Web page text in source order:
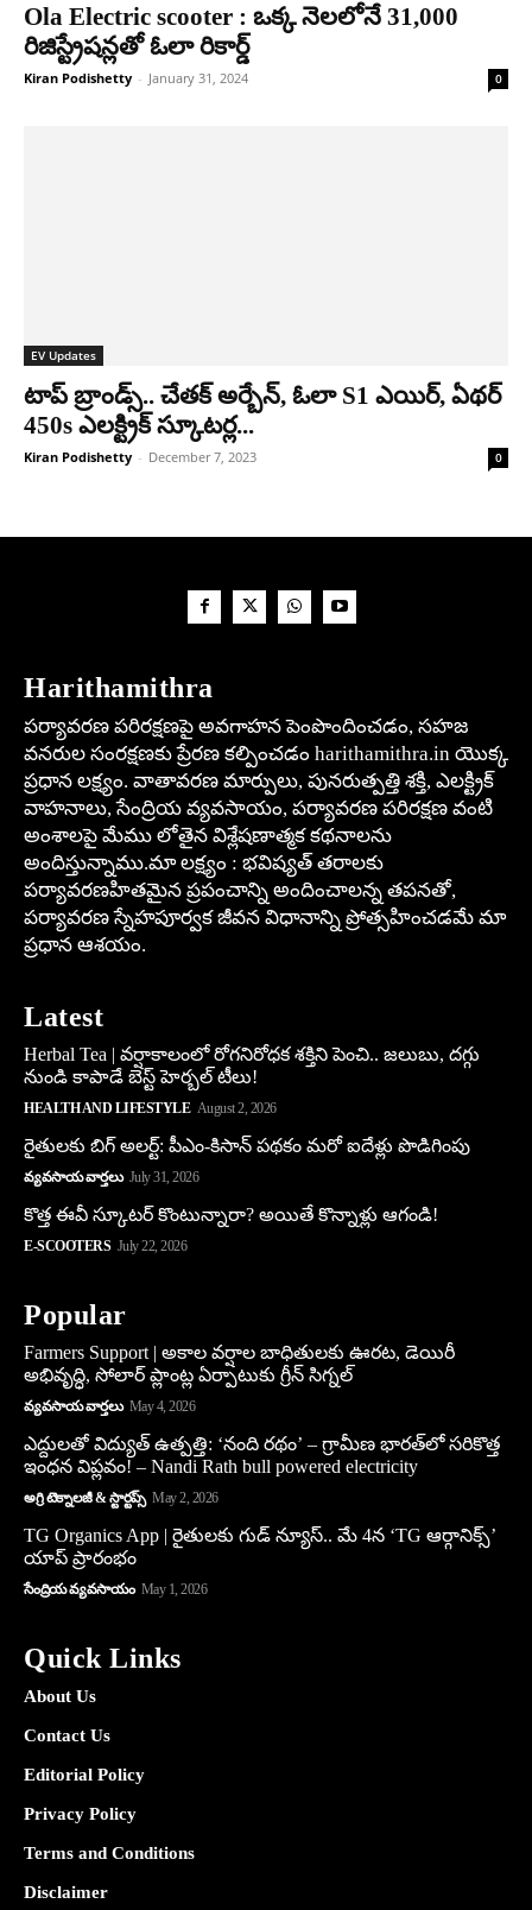
Ola Electric scooter : ఒక్క నెలలోనే 31,000
రిజిస్ట్రేషన్లతో ఓలా రికార్డ్
Kiran Podishetty - January 31, 2024 0
EV Updates
టాప్ బ్రాండ్స్.. చేతక్ అర్బేన్, ఓలా S1 ఎయిర్, ఏథర్
450s ఎలక్ట్రిక్ స్కూటర్ల...
Kiran Podishetty - December 7, 2023 0
Harithamithra
పర్యావరణ పరిరక్షణపై అవగాహన పెంపొందించడం, సహజ
వనరుల సంరక్షణకు ప్రేరణ కల్పించడం harithamithra.in యొక్క
ప్రధాన లక్ష్యం. వాతావరణ మార్పులు, పునరుత్పత్తి శక్తి, ఎలక్ట్రిక్
వాహనాలు, సేంద్రియ వ్యవసాయం, పర్యావరణ పరిరక్షణ వంటి
అంశాలపై మేము లోతైన విశ్లేషణాత్మక కథనాలను
అందిస్తున్నాము.మా లక్ష్యం : భవిష్యత్ తరాలకు
పర్యావరణహితమైన ప్రపంచాన్ని అందించాలన్న తపనతో,
పర్యావరణ స్నేహపూర్వక జీవన విధానాన్ని ప్రోత్సహించడమే మా
ప్రధాన ఆశయం.
Latest
Herbal Tea | వర్షాకాలంలో రోగనిరోధక శక్తిని పెంచి.. జలుబు, దగ్గు
నుండి కాపాడే బెస్ట్ హెర్బల్ టీలు!
HEALTH AND LIFESTYLE August 2, 2026
రైతులకు బిగ్ అలర్ట్: పీఎం-కిసాన్ పథకం మరో ఐదేళ్లు పొడిగింపు
వ్యవసాయ వార్తలు July 31, 2026
కొత్త ఈవీ స్కూట‌ర్ కొంటున్నారా? అయితే కొన్నాళ్లు ఆగండి!
E-SCOOTERS July 22, 2026
Popular
Farmers Support | అకాల వర్షాల బాధితులకు ఊరట, డెయిరీ
అభివృద్ధి, సోలార్ ప్లాంట్ల ఏర్పాటుకు గ్రీన్‌ సిగ్నల్
వ్యవసాయ వార్తలు May 4, 2026
ఎద్దులతో విద్యుత్ ఉత్పత్తి: ‘నంది రథం’ – గ్రామీణ భారత్‌లో సరికొత్త
ఇంధన విప్లవం! – Nandi Rath bull powered electricity
అగ్రి టెక్నాలజీ & స్టార్టప్స్ May 2, 2026
TG Organics App | రైతులకు గుడ్ న్యూస్.. మే 4న ‘TG ఆర్గానిక్స్’
యాప్ ప్రారంభం
సేంద్రియ వ్యవసాయం May 1, 2026
Quick Links
About Us
Contact Us
Editorial Policy
Privacy Policy
Terms and Conditions
Disclaimer